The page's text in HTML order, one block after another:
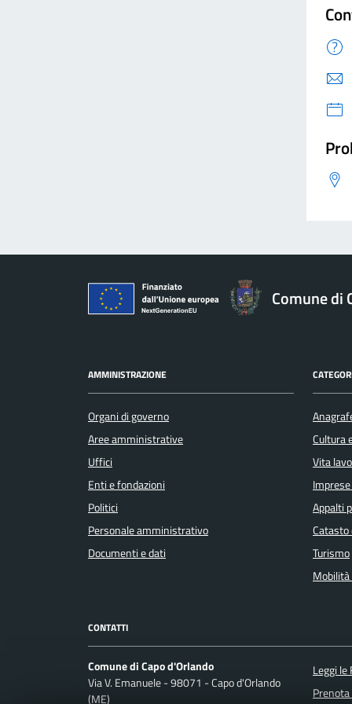
Comune di
AMMINISTRAZIONE
Organi di governo
Aree amministrative
Uffici
Enti e fondazioni
Politici
Personale amministrativo
Documenti e dati
Cultura
Vita
Appalti
Turismo
CONTATTI
Comune di Capo d'Orlando
Via V. Emanuele - 98071 - Capo d'Orlando
(ME)
Leggi le